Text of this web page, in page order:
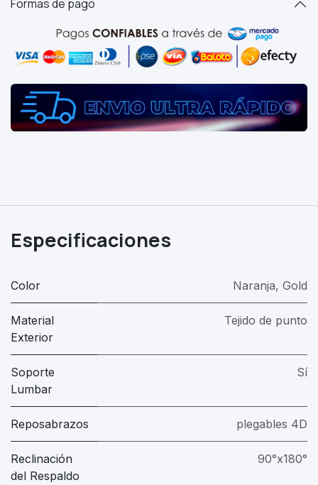
Formas de pago
Especificaciones
Color Naranja, Gold
Material
Exterior
Tejido de punto
Soporte
Lumbar
Sí
Reposabrazos plegables 4D
Reclinación
del Respaldo
90°x180°